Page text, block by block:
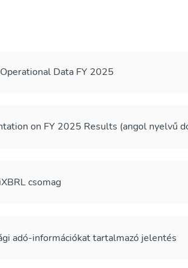
Data FY 2025
on FY 2025 Results (angol nyelvű
csomag
adó-információkat tartalmazó jelentés